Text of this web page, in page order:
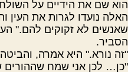
הוא שם את הידיים על
האלה נועדו לגרות את העין
שאנשים לא זקוקים להם."
הסביר.
"זה נורא." היא אמרה,
"כן… לכן אני שמח שההורים